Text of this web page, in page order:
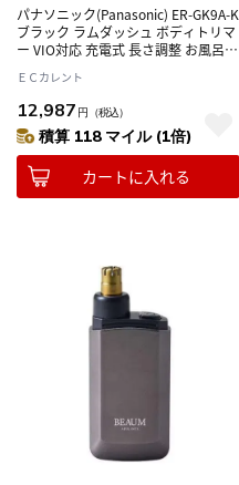
パナソニック(Panasonic) ER-GK9A-K
ブラック ラムダッシュ ボディトリマ
ー VIO対応 充電式 長さ調整 お風呂剃
ＥＣカレント
12,987 円 （税込）
積算 118 マイル (1倍)
カートに入れる